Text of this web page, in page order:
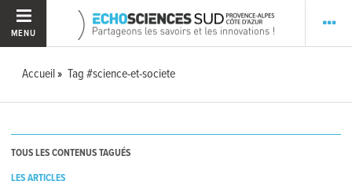
MENU
Accueil Tag #science-et-societe
TOUS LES CONTENUS TAGUÉS
LES ARTICLES